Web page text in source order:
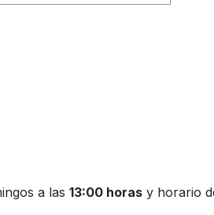
a las 13:00 horas y horario